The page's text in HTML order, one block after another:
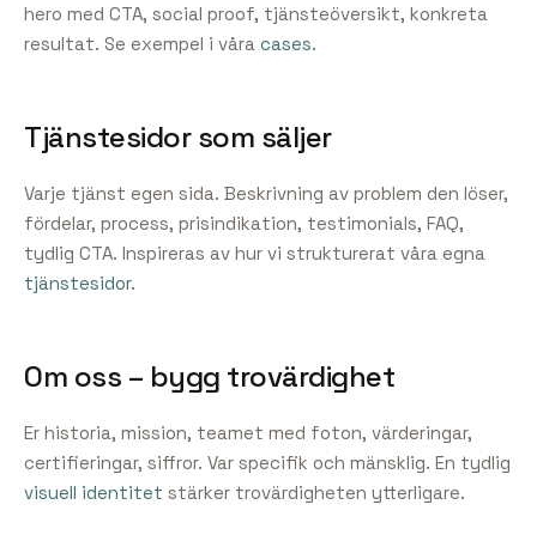
hero med CTA, social proof, tjänsteöversikt, konkreta
resultat. Se exempel i våra cases.
Tjänstesidor som säljer
Varje tjänst egen sida. Beskrivning av problem den löser,
fördelar, process, prisindikation, testimonials, FAQ,
tydlig CTA. Inspireras av hur vi strukturerat våra egna
tjänstesidor.
Om oss – bygg trovärdighet
Er historia, mission, teamet med foton, värderingar,
certifieringar, siffror. Var specifik och mänsklig. En tydlig
visuell identitet stärker trovärdigheten ytterligare.